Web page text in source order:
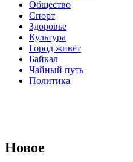
Общество
Cпорт
Здоровье
Культура
Город живёт
Байкал
Чайный путь
Политика
Новое